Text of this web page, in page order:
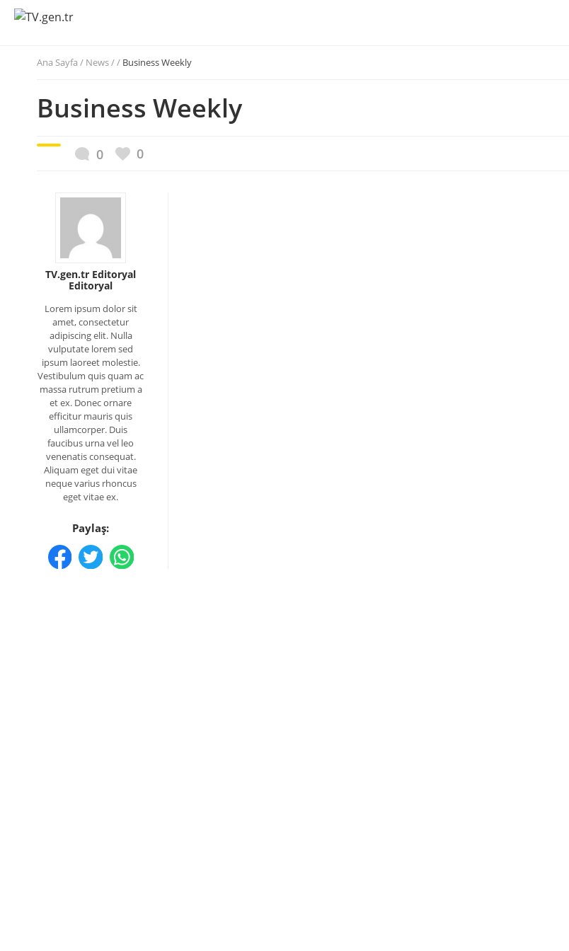
Ana Sayfa / News / / Business Weekly
Business Weekly
0 0
TV.gen.tr Editoryal
Editoryal
Lorem ipsum dolor sit
amet, consectetur
adipiscing elit. Nulla
vulputate lorem sed
ipsum laoreet molestie.
Vestibulum quis quam ac
massa rutrum pretium a
et ex. Donec ornare
efficitur mauris quis
ullamcorper. Duis
faucibus urna vel leo
venenatis consequat.
Aliquam eget dui vitae
neque varius rhoncus
eget vitae ex.
Paylaş: